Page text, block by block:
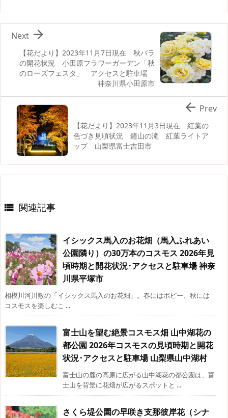
【花だより】2023年11月7日現在 秋バラ
の開花状況 小田原フラワーガーデン「秋
のローズフェスタ」 アクセスと駐車場
神奈川県小田原市

Next
【花だより】2023年11月3日現在 紅葉の
色づき見頃状況 鐘山の滝 紅葉ライトア
ップ 山梨県富士吉田市
 Prev
 関連記事
イシックス馬入のお花畑（馬入ふれあい
公園隣り）の30万本のコスモス 2026年見
頃時期と開花状況･アクセスと駐車場 神奈
川県平塚市
相模川河川敷の「イシックス馬入のお花畑」。春にはポピー、秋には
コスモスを楽しむこ ...
富士山を望む絶景コスモス畑 山中湖花の
都公園 2026年コスモスの見頃時期と開花
状況･アクセスと駐車場 山梨県山中湖村
富士山の麓の高原に広がる山中湖花の都公園は、富
士山を背景に花畑が広がるスポットと ...
さくら堤公園の早咲き支那彼岸花（シナ